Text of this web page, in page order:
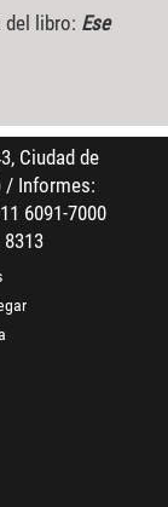
del libro: Ese
Ciudad de
/ Informes:
6091-7000